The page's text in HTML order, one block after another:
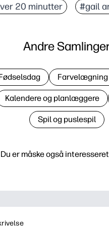
20 minutter #gail
Du er måske også
Andre
Farvelægning
Kalendere og planlæggere
Spil og puslespil